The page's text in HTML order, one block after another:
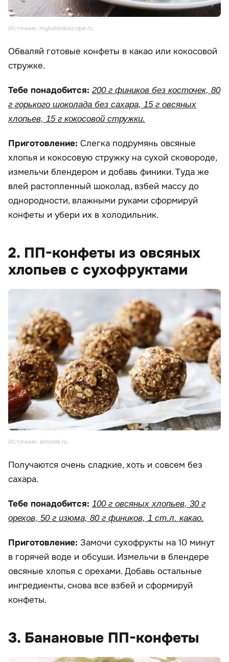
Источник: mykaleidoscope.ru
Обваляй готовые конфеты в какао или кокосовой
стружке.
Тебе понадобится: 200 г фиников без косточек, 80
г горького шоколада без сахара, 15 г овсяных
хлопьев, 15 г кокосовой стружки.
Приготовление: Слегка подрумянь овсяные
хлопья и кокосовую стружку на сухой сковороде,
измельчи блендером и добавь финики. Туда же
влей растопленный шоколад, взбей массу до
однородности, влажными руками сформируй
конфеты и убери их в холодильник.
2. ПП-конфеты из овсяных
хлопьев с сухофруктами
Источник: almode.ru
Получаются очень сладкие, хоть и совсем без
сахара.
Тебе понадобится: 100 г овсяных хлопьев, 30 г
орехов, 50 г изюма, 80 г фиников, 1 ст.л. какао.
Приготовление: Замочи сухофрукты на 10 минут
в горячей воде и обсуши. Измельчи в блендере
овсяные хлопья с орехами. Добавь остальные
ингредиенты, снова все взбей и сформируй
конфеты.
3. Банановые ПП-конфеты